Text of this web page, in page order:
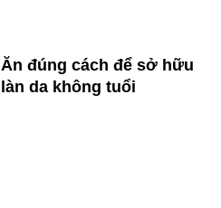
Ăn đúng cách để sở hữu
làn da không tuổi